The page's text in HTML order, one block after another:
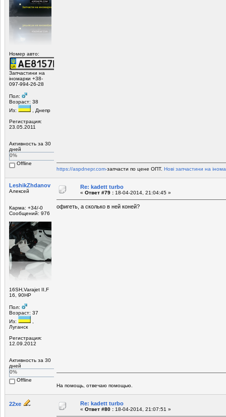
Номер авто:
Запчастини на
іномарки +38-
097-994-26-28
Пол:
Возраст: 38
Из:
, Днепр
Регистрация:
23.05.2011
Активность за 30
дней
0%
Offline
https://aspdnepr.com-запчасти по цене ОПТ. Нові запчастини на
LeshikZhdanov
Алексей
Карма: +34/-0
Сообщений: 976
16SH,Varajet II,F
16, 90HP
Пол:
Возраст: 37
Из:
Луганск
Регистрация:
12.09.2012
Активность за 30
дней
0%
Offline
Re: kadett turbo
« Ответ #79 : 18-04-2014, 21:04:45 »
офигеть, а сколько в ней коней?
На помощь, отвечаю помощью.
22xe Re: kadett turbo
« Ответ #80 : 18-04-2014, 21:07:51 »